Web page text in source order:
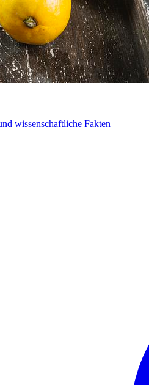
wissenschaftliche Fakten